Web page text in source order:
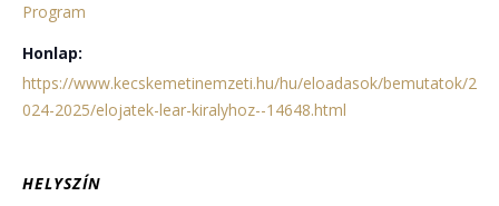
Program
Honlap:
https://www.kecskemetinemzeti.hu/hu/eloadasok/bemutatok/2
024-2025/elojatek-lear-kiralyhoz--14648.html
HELYSZÍN